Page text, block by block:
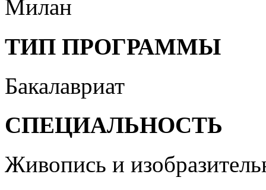
Милан
ТИП ПРОГРАММЫ
Бакалавриат
СПЕЦИАЛЬНОСТЬ
Живопись и